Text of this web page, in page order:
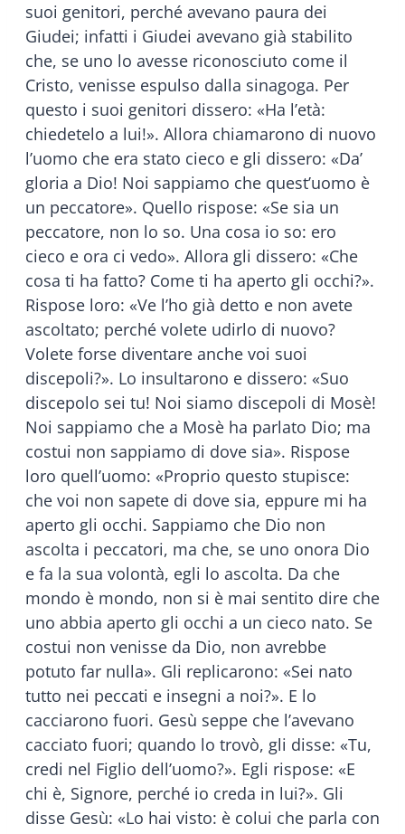
suoi genitori, perché avevano paura dei
Giudei; infatti i Giudei avevano già stabilito
che, se uno lo avesse riconosciuto come il
Cristo, venisse espulso dalla sinagoga. Per
questo i suoi genitori dissero: «Ha l’età:
chiedetelo a lui!». Allora chiamarono di nuovo
l’uomo che era stato cieco e gli dissero: «Da’
gloria a Dio! Noi sappiamo che quest’uomo è
un peccatore». Quello rispose: «Se sia un
peccatore, non lo so. Una cosa io so: ero
cieco e ora ci vedo». Allora gli dissero: «Che
cosa ti ha fatto? Come ti ha aperto gli occhi?».
Rispose loro: «Ve l’ho già detto e non avete
ascoltato; perché volete udirlo di nuovo?
Volete forse diventare anche voi suoi
discepoli?». Lo insultarono e dissero: «Suo
discepolo sei tu! Noi siamo discepoli di Mosè!
Noi sappiamo che a Mosè ha parlato Dio; ma
costui non sappiamo di dove sia». Rispose
loro quell’uomo: «Proprio questo stupisce:
che voi non sapete di dove sia, eppure mi ha
aperto gli occhi. Sappiamo che Dio non
ascolta i peccatori, ma che, se uno onora Dio
e fa la sua volontà, egli lo ascolta. Da che
mondo è mondo, non si è mai sentito dire che
uno abbia aperto gli occhi a un cieco nato. Se
costui non venisse da Dio, non avrebbe
potuto far nulla». Gli replicarono: «Sei nato
tutto nei peccati e insegni a noi?». E lo
cacciarono fuori. Gesù seppe che l’avevano
cacciato fuori; quando lo trovò, gli disse: «Tu,
credi nel Figlio dell’uomo?». Egli rispose: «E
chi è, Signore, perché io creda in lui?». Gli
disse Gesù: «Lo hai visto: è colui che parla con